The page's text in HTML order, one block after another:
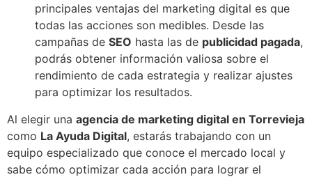
principales ventajas del marketing digital es que
todas las acciones son medibles. Desde las
campañas de SEO hasta las de publicidad pagada,
podrás obtener información valiosa sobre el
rendimiento de cada estrategia y realizar ajustes
para optimizar los resultados.
Al elegir una agencia de marketing digital en Torrevieja
como La Ayuda Digital, estarás trabajando con un
equipo especializado que conoce el mercado local y
sabe cómo optimizar cada acción para lograr el